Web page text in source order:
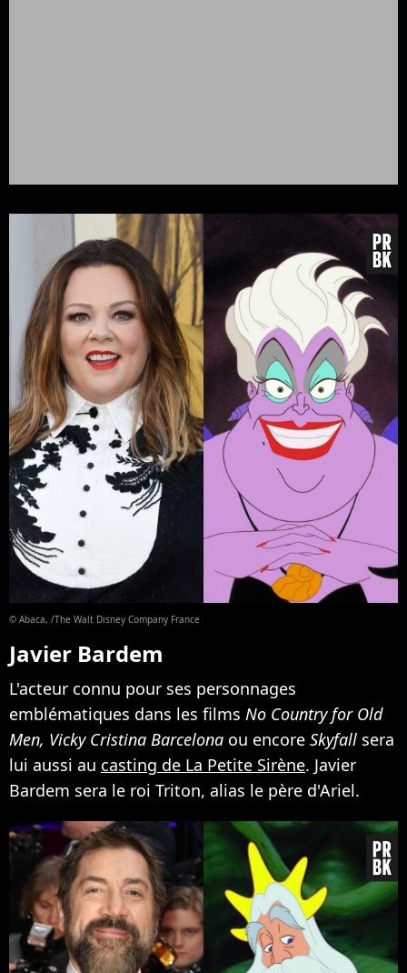
© Abaca, /The Walt Disney Company France
Javier Bardem
L'acteur connu pour ses personnages
emblématiques dans les films No Country for Old
Men, Vicky Cristina Barcelona ou encore Skyfall sera
lui aussi au casting de La Petite Sirène. Javier
Bardem sera le roi Triton, alias le père d'Ariel.